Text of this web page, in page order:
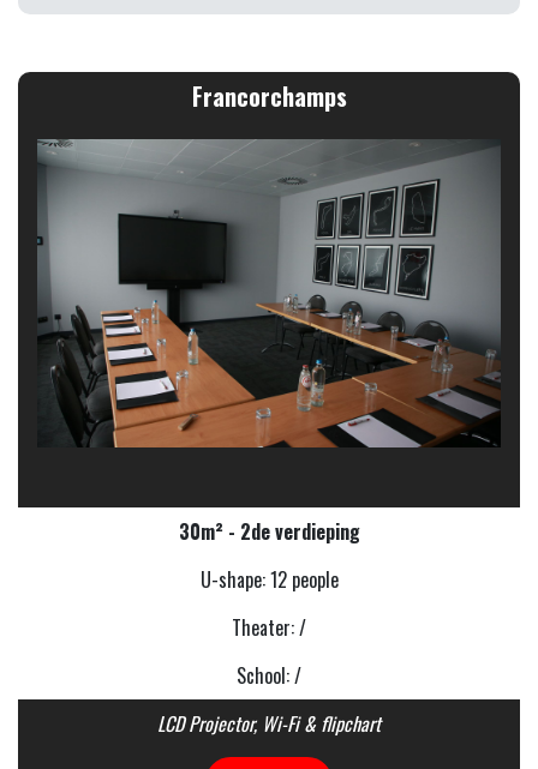
Francorchamps
30m² - 2de verdieping
U-shape: 12 people
Theater: /
School: /
LCD Projector, Wi-Fi & flipchart